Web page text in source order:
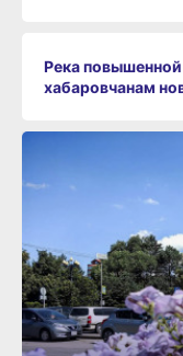
Река
хабаровчанам